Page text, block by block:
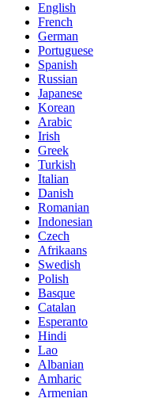
English
French
German
Portuguese
Spanish
Russian
Japanese
Korean
Arabic
Irish
Greek
Turkish
Italian
Danish
Romanian
Indonesian
Czech
Afrikaans
Swedish
Polish
Basque
Catalan
Esperanto
Hindi
Lao
Albanian
Amharic
Armenian